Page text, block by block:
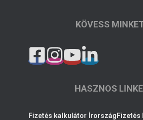
KÖVESS
HASZNOS
Fizetés kalkulátor Írország Fizetés